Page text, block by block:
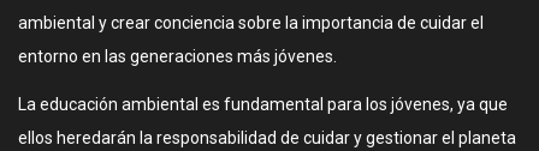
ambiental y crear conciencia sobre la importancia de cuidar el
entorno en las generaciones más jóvenes.
La educación ambiental es fundamental para los jóvenes, ya que
ellos heredarán la responsabilidad de cuidar y gestionar el planeta